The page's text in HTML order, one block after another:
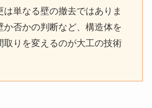
は単なる壁の撤去ではありま
か否かの判断など、構造体を
取りを変えるのが大工の技術